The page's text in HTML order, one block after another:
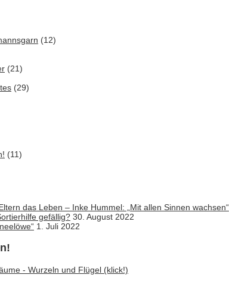
(12)
(21)
(29)
(11)
das Leben – Inke Hummel: „Mit allen Sinnen wachsen“
gefällig? 30. August 2022
1. Juli 2022
- Wurzeln und Flügel (klick!)